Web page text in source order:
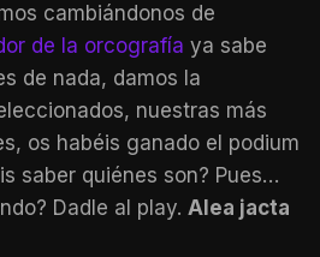
cambiándonos de
de la orcografía ya sabe
de nada, damos la
nuestras más
os habéis ganado el podium
saber quiénes son? Pues…
Dadle al play. Alea jacta